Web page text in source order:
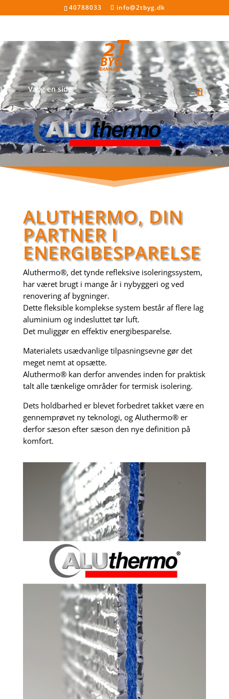
40788033 info@2tbyg.dk
Vælg en side
ALUTHERMO, DIN
PARTNER I
ENERGIBESPARELSE
Aluthermo®, det tynde refleksive isoleringssystem,
har været brugt i mange år i nybyggeri og ved
renovering af bygninger.
Dette fleksible komplekse system består af flere lag
aluminium og indesluttet tør luft.
Det muliggør en effektiv energibesparelse.
Materialets usædvanlige tilpasningsevne gør det
meget nemt at opsætte.
Aluthermo® kan derfor anvendes inden for praktisk
talt alle tænkelige områder for termisk isolering.
Dets holdbarhed er blevet forbedret takket være en
gennemprøvet ny teknologi, og Aluthermo® er
derfor sæson efter sæson den nye definition på
komfort.